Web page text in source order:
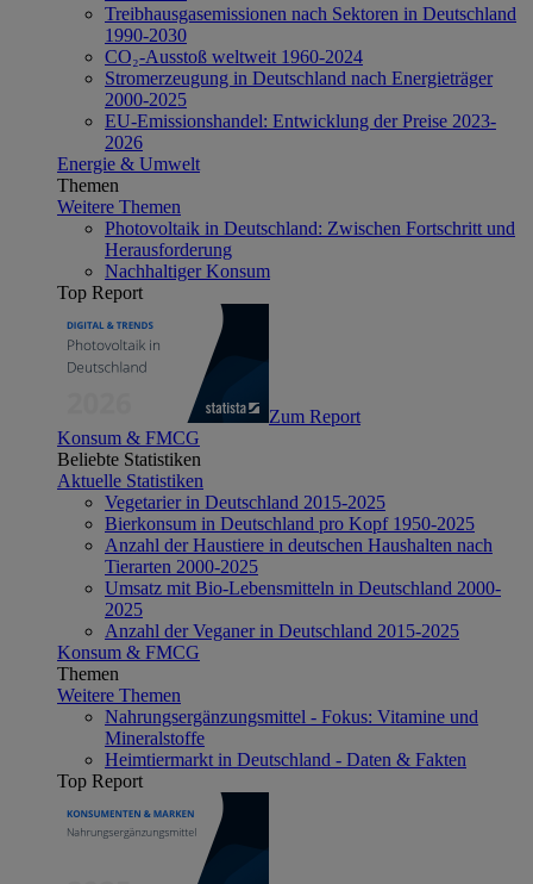
Treibhausgasemissionen nach Sektoren in Deutschland
1990-2030
CO₂-Ausstoß weltweit 1960-2024
Stromerzeugung in Deutschland nach Energieträger
2000-2025
EU-Emissionshandel: Entwicklung der Preise 2023-
2026
Energie & Umwelt
Themen
Weitere Themen
Photovoltaik in Deutschland: Zwischen Fortschritt und
Herausforderung
Nachhaltiger Konsum
Top Report
Zum Report
Konsum & FMCG
Beliebte Statistiken
Aktuelle Statistiken
Vegetarier in Deutschland 2015-2025
Bierkonsum in Deutschland pro Kopf 1950-2025
Anzahl der Haustiere in deutschen Haushalten nach
Tierarten 2000-2025
Umsatz mit Bio-Lebensmitteln in Deutschland 2000-
2025
Anzahl der Veganer in Deutschland 2015-2025
Konsum & FMCG
Themen
Weitere Themen
Nahrungsergänzungsmittel - Fokus: Vitamine und
Mineralstoffe
Heimtiermarkt in Deutschland - Daten & Fakten
Top Report